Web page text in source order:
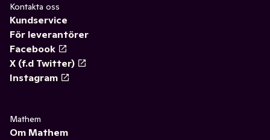
Kontakta oss
Kundservice
För leverantörer
Facebook
X (f.d Twitter)
Instagram
Mathem
Om Mathem